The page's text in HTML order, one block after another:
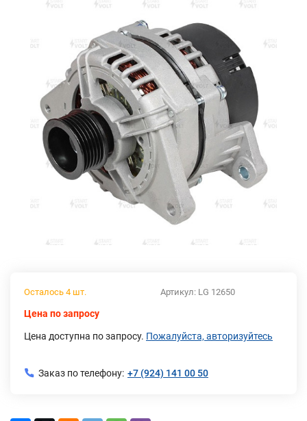
Артикул: LG 12650
Осталось 4 шт.
Цена по запросу
Цена доступна по запросу. Пожалуйста, авторизуйтесь
Заказ по телефону: +7 (924) 141 00 50